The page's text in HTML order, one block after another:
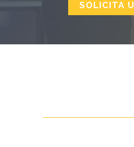
SOLICITA